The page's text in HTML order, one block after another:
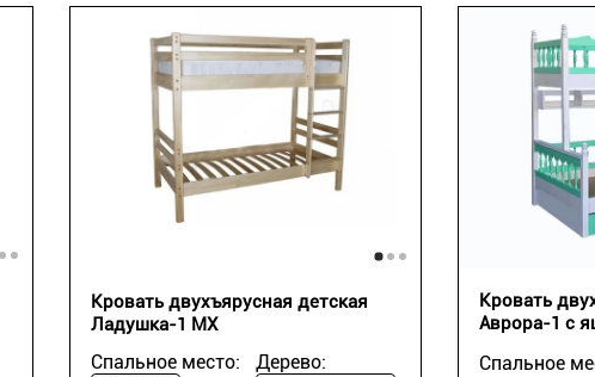
Кровать двухъярусная детская
Ладушка-1 МХ
Спальное место: Дерево:
Кровать
Аврора-1 с
Спальное